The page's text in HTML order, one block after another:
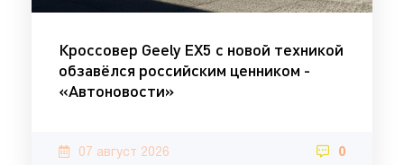
Кроссовер Geely EX5 с новой техникой
обзавёлся российским ценником -
«Автоновости»
07 август 2026 0